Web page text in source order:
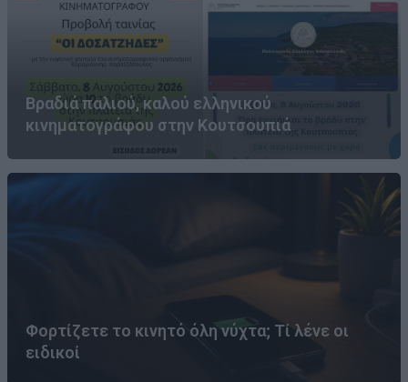
Βραδιά παλιού, καλού ελληνικού
κινηματογράφου στην Κουτσουπιά
Φορτίζετε το κινητό όλη νύχτα; Τί λένε οι
ειδικοί